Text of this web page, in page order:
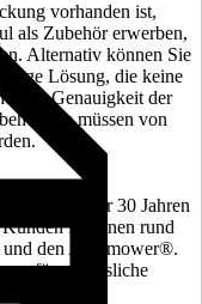
vorhanden ist,
als Zubehör erwerben,
Alternativ können Sie
Lösung, die keine
Genauigkeit der
müssen von
mit über 30 Jahren
für einen rund
und den Automower®.
– für verlässliche